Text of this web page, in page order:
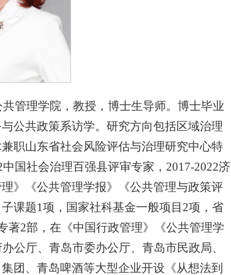
管理学院，教授，博士生导师。博士毕业
公共政策系访学。研究方向包括区域治理
职山东省社会风险评估与治理研究中心特
国社会治理百强县评审专家，2017-2022济
》《公共管理学报》《公共管理与政策评
课题1项，国家社科基金一般项目2项，省
著2部，在《中国行政管理》《公共管理学
公厅、青岛市委办公厅、青岛市民政局、
团、青岛啤酒等大型企业开设《从想法到